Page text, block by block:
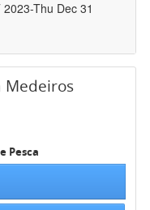
Thu Dec 31
Medeiros
Pesca